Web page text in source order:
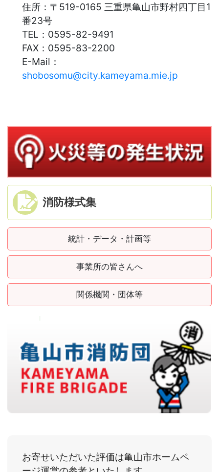
消防様式集
統計・データ・計画等
事業所の皆さんへ
関係機関・団体等
住所： 〒519-0165 三重県亀山市野村四丁目1
番23号
TEL： 0595-82-9491
FAX： 0595-83-2200
E-Mail：
shobosomu@city.kameyama.mie.jp